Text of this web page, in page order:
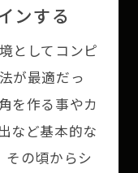
ンする
としてコンピ
が最適だっ
を作る事やカ
など基本的な
の頃からシ